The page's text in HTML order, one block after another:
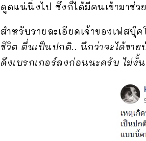
ดูดแน่นิ่งไป ซึ่งก็ได้มีคนเข้ามาช่
สำหรับรายละเอียดเจ้าของเฟสบุ๊ค
ชีวิต ตื่นเป็นปกติ.. นึกว่าจะได้ขา
ดึงเบรกเกอร์​ลงก่อนนะครับ ไม่งั้